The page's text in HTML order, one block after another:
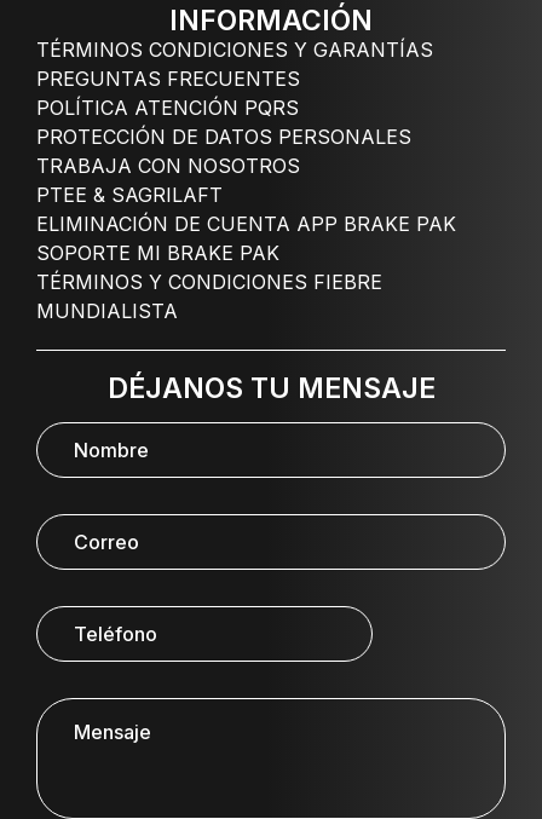
INFORMACIÓN
TÉRMINOS CONDICIONES Y GARANTÍAS
PREGUNTAS FRECUENTES
POLÍTICA ATENCIÓN PQRS
PROTECCIÓN DE DATOS PERSONALES
TRABAJA CON NOSOTROS
PTEE & SAGRILAFT
ELIMINACIÓN DE CUENTA APP BRAKE PAK
SOPORTE MI BRAKE PAK
TÉRMINOS Y CONDICIONES FIEBRE
MUNDIALISTA
DÉJANOS TU MENSAJE